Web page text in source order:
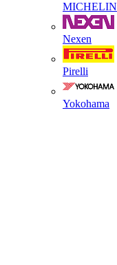
MICHELIN
Nexen
Pirelli
Yokohama